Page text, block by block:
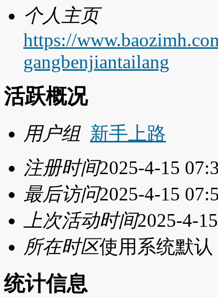
个人主页
https://
gangbenjiantailang
活跃概况
用户组 新手上路
注册时间2025-4-15
最后访问2025-4-15
上次活动时间2025-4-
所在时区使用系统默认
统计信息